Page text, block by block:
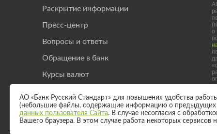
Раскрытие информации
Пресс-центр
Вопросы и ответы
Обращение в банк
Курсы валют
Полезные статьи
о
АО «Банк Русский Стандарт» для повышения удобства
(небольшие файлы, содержащие информацию о предыдущих
данных пользователя Сайта. В случае несогласия с
Вашего браузера. В этом случае работа некоторых сервисов